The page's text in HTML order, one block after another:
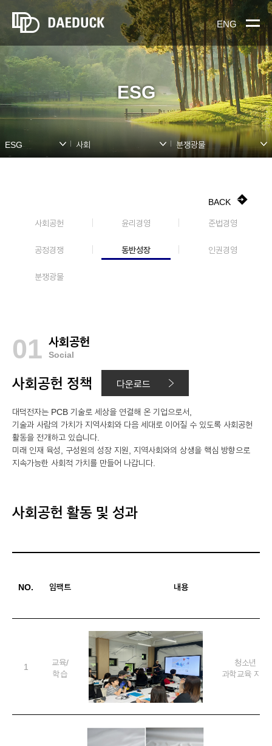
ENG
ESG
ESG 사회 분쟁광물
사회공헌 윤리경영 준법경영
공정경쟁 동반성장 인권경영
분쟁광물
BACK
사회공헌
Social
01
사회공헌 정책 다운로드
대덕전자는 PCB 기술로 세상을 연결해 온 기업으로서,
기술과 사람의 가치가 지역사회와 다음 세대로 이어질 수 있도록 사회공헌
활동을 전개하고 있습니다.
미래 인재 육성, 구성원의 성장 지원, 지역사회와의 상생을 핵심 방향으로
지속가능한 사회적 가치를 만들어 나갑니다.
사회공헌 활동 및 성과
NO. 임팩트 내용
1
교육/
학습
청소년
과학교육 지원